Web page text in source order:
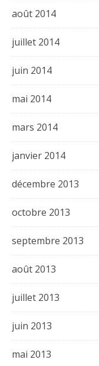
août 2014
juillet 2014
juin 2014
mai 2014
mars 2014
janvier 2014
décembre 2013
octobre 2013
septembre 2013
août 2013
juillet 2013
juin 2013
mai 2013